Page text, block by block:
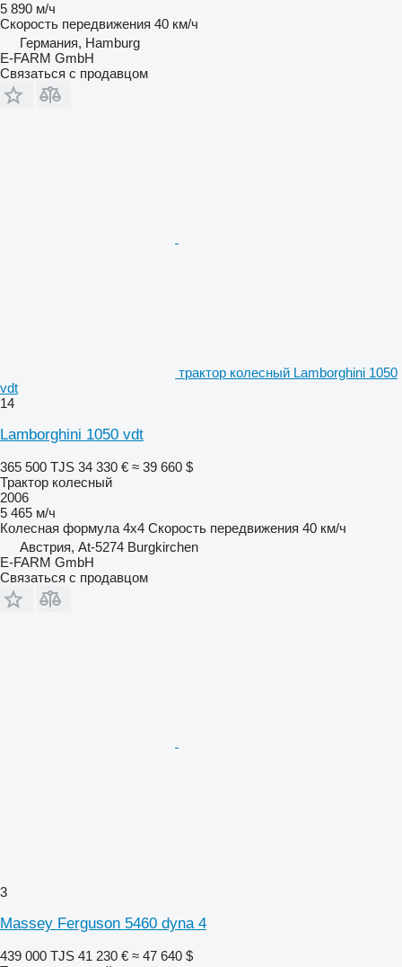
5 890 м/ч
Скорость передвижения 40 км/ч
Германия, Hamburg
E-FARM GmbH
Связаться с продавцом
трактор колесный Lamborghini 1050
vdt
14
Lamborghini 1050 vdt
365 500 TJS 34 330 € ≈ 39 660 $
Трактор колесный
2006
5 465 м/ч
Колесная формула 4x4 Скорость передвижения 40 км/ч
Австрия, At-5274 Burgkirchen
E-FARM GmbH
Связаться с продавцом
3
Massey Ferguson 5460 dyna 4
439 000 TJS 41 230 € ≈ 47 640 $